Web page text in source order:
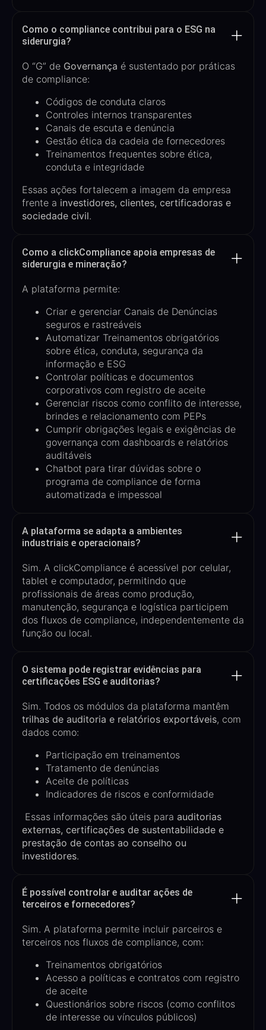
Como o compliance contribui para o ESG na
siderurgia?
O “G” de Governança é sustentado por práticas
de compliance:
Códigos de conduta claros
Controles internos transparentes
Canais de escuta e denúncia
Gestão ética da cadeia de fornecedores
Treinamentos frequentes sobre ética,
conduta e integridade
Essas ações fortalecem a imagem da empresa
frente a investidores, clientes, certificadoras e
sociedade civil.
Como a clickCompliance apoia empresas de
siderurgia e mineração?
A plataforma permite:
Criar e gerenciar Canais de Denúncias
seguros e rastreáveis
Automatizar Treinamentos obrigatórios
sobre ética, conduta, segurança da
informação e ESG
Controlar políticas e documentos
corporativos com registro de aceite
Gerenciar riscos como conflito de interesse,
brindes e relacionamento com PEPs
Cumprir obrigações legais e exigências de
governança com dashboards e relatórios
auditáveis
Chatbot para tirar dúvidas sobre o
programa de compliance de forma
automatizada e impessoal
A plataforma se adapta a ambientes
industriais e operacionais?
Sim. A clickCompliance é acessível por celular,
tablet e computador, permitindo que
profissionais de áreas como produção,
manutenção, segurança e logística participem
dos fluxos de compliance, independentemente da
função ou local.
O sistema pode registrar evidências para
certificações ESG e auditorias?
Sim. Todos os módulos da plataforma mantêm
trilhas de auditoria e relatórios exportáveis, com
dados como:
Participação em treinamentos
Tratamento de denúncias
Aceite de políticas
Indicadores de riscos e conformidade
Essas informações são úteis para auditorias
externas, certificações de sustentabilidade e
prestação de contas ao conselho ou
investidores.
É possível controlar e auditar ações de
terceiros e fornecedores?
Sim. A plataforma permite incluir parceiros e
terceiros nos fluxos de compliance, com:
Treinamentos obrigatórios
Acesso a políticas e contratos com registro
de aceite
Questionários sobre riscos (como conflitos
de interesse ou vínculos públicos)